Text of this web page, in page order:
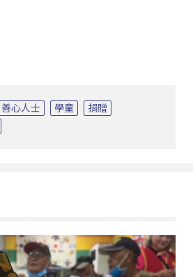
善心人士 學童
捐贈